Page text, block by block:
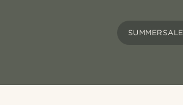
SUMMERSALE